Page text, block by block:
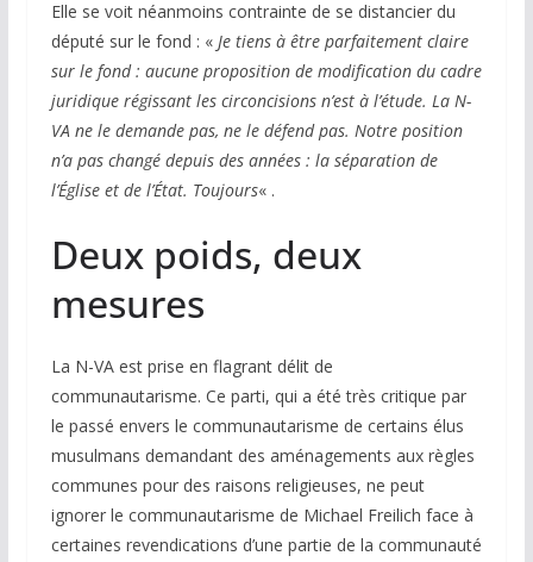
Elle se voit néanmoins contrainte de se distancier du
député sur le fond : « Je tiens à être parfaitement claire
sur le fond : aucune proposition de modification du cadre
juridique régissant les circoncisions n’est à l’étude. La N-
VA ne le demande pas, ne le défend pas. Notre position
n’a pas changé depuis des années : la séparation de
l’Église et de l’État. Toujours« .
Deux poids, deux
mesures
La N-VA est prise en flagrant délit de
communautarisme. Ce parti, qui a été très critique par
le passé envers le communautarisme de certains élus
musulmans demandant des aménagements aux règles
communes pour des raisons religieuses, ne peut
ignorer le communautarisme de Michael Freilich face à
certaines revendications d’une partie de la communauté